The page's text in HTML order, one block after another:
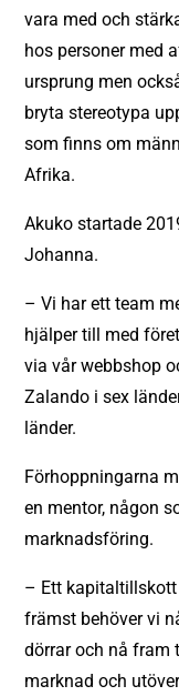
vara med och
hos personer med
ursprung men
bryta stereotypa
som finns om
Afrika.
Akuko startade
Johanna.
– Vi har ett team
hjälper till med
via vår webbshop
Zalando i sex
länder.
Förhoppningarna
en mentor, någon
marknadsföring.
– Ett
främst behöver vi
dörrar och nå fram
marknad och